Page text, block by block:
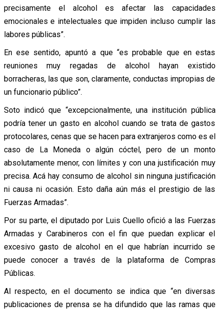
precisamente el alcohol es afectar las capacidades
emocionales e intelectuales que impiden incluso cumplir las
labores públicas”.
En ese sentido, apuntó a que “es probable que en estas
reuniones muy regadas de alcohol hayan existido
borracheras, las que son, claramente, conductas impropias de
un funcionario público”.
Soto indicó que “excepcionalmente, una institución pública
podría tener un gasto en alcohol cuando se trata de gastos
protocolares, cenas que se hacen para extranjeros como es el
caso de La Moneda o algún cóctel, pero de un monto
absolutamente menor, con límites y con una justificación muy
precisa. Acá hay consumo de alcohol sin ninguna justificación
ni causa ni ocasión. Esto daña aún más el prestigio de las
Fuerzas Armadas”.
Por su parte, el diputado por Luis Cuello ofició a las Fuerzas
Armadas y Carabineros con el fin que puedan explicar el
excesivo gasto de alcohol en el que habrían incurrido se
puede conocer a través de la plataforma de Compras
Públicas.
Al respecto, en el documento se indica que “en diversas
publicaciones de prensa se ha difundido que las ramas que